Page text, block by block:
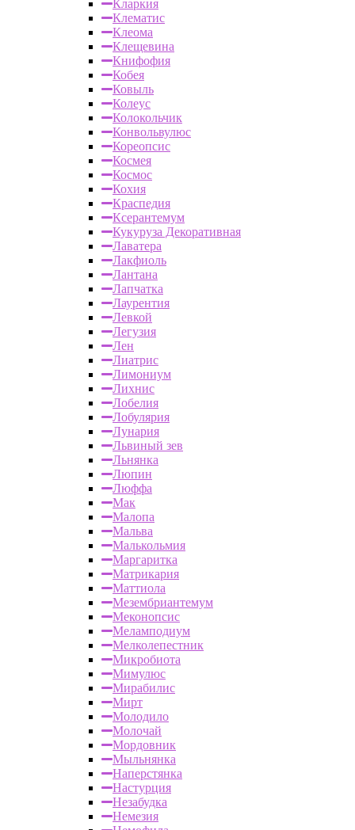
Кларкия
Клематис
Клеома
Клещевина
Книфофия
Кобея
Ковыль
Колеус
Колокольчик
Конвольвулюс
Кореопсис
Космея
Космос
Кохия
Краспедия
Ксерантемум
Кукуруза Декоративная
Лаватера
Лакфиоль
Лантана
Лапчатка
Лаурентия
Левкой
Легузия
Лен
Лиатрис
Лимониум
Лихнис
Лобелия
Лобулярия
Лунария
Львиный зев
Льнянка
Люпин
Люффа
Мак
Малопа
Мальва
Малькольмия
Маргаритка
Матрикария
Маттиола
Мезембриантемум
Меконопсис
Меламподиум
Мелколепестник
Микробиота
Мимулюс
Мирабилис
Мирт
Молодило
Молочай
Мордовник
Мыльнянка
Наперстянка
Настурция
Незабудка
Немезия